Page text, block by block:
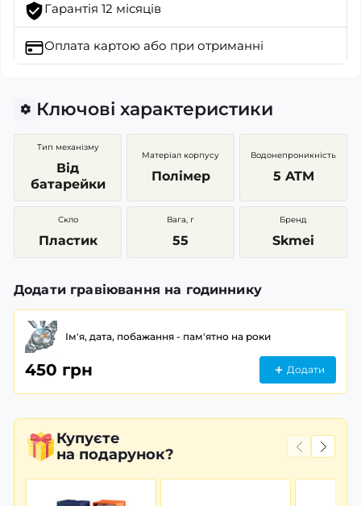
Гарантія 12 місяців
Оплата картою або при отриманні
Ключові характеристики
Тип механізму
Від
батарейки
Матеріал корпусу
Полімер
Водонепроникність
5 ATM
Скло
Пластик
Вага, г
55
Бренд
Skmei
Додати гравіювання на годиннику
Ім'я, дата, побажання - пам'ятно на роки
450 грн Додати
Купуєте
на подарунок?